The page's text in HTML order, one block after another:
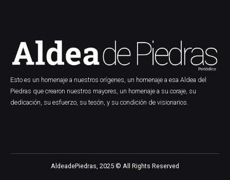
Esto es un homenaje a nuestros orígenes, un homenaje a esa Aldea del
Piedras que crearon nuestros mayores, un homenaje a su coraje, su
dedicación, su esfuerzo, su tesón, y su condición de visionarios.
AldeadePiedras, 2025 © All Rights Reserved